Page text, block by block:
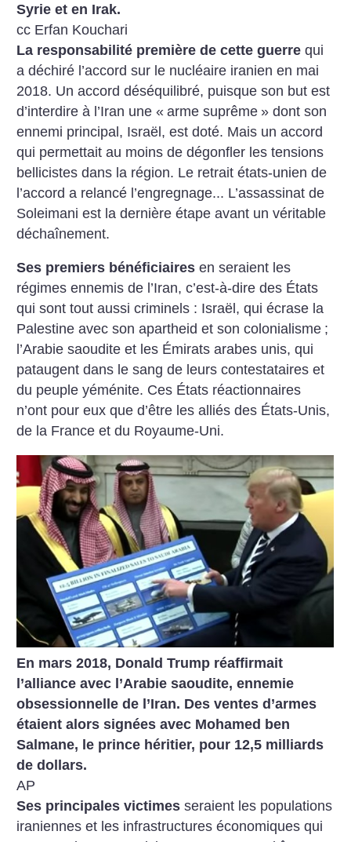
Syrie et en Irak.
cc Erfan Kouchari
La responsabilité première de cette guerre qui
a déchiré l’accord sur le nucléaire iranien en mai
2018. Un accord déséquilibré, puisque son but est
d’interdire à l’Iran une « arme suprême » dont son
ennemi principal, Israël, est doté. Mais un accord
qui permettait au moins de dégonfler les tensions
bellicistes dans la région. Le retrait états-unien de
l’accord a relancé l’engregnage... L’assassinat de
Soleimani est la dernière étape avant un véritable
déchaînement.
Ses premiers bénéficiaires en seraient les
régimes ennemis de l’Iran, c’est-à-dire des États
qui sont tout aussi criminels : Israël, qui écrase la
Palestine avec son apartheid et son colonialisme ;
l’Arabie saoudite et les Émirats arabes unis, qui
pataugent dans le sang de leurs contestataires et
du peuple yéménite. Ces États réactionnaires
n’ont pour eux que d’être les alliés des États-Unis,
de la France et du Royaume-Uni.
En mars 2018, Donald Trump réaffirmait
l’alliance avec l’Arabie saoudite, ennemie
obsessionnelle de l’Iran. Des ventes d’armes
étaient alors signées avec Mohamed ben
Salmane, le prince héritier, pour 12,5 milliards
de dollars.
AP
Ses principales victimes seraient les populations
iraniennes et les infrastructures économiques qui